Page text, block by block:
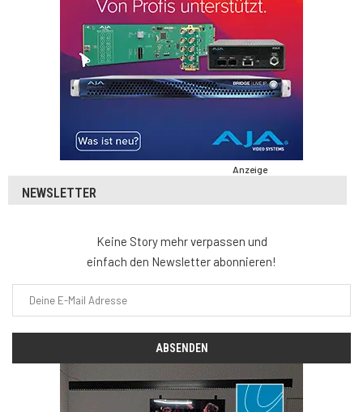
Anzeige
NEWSLETTER
Keine Story mehr verpassen und
einfach den Newsletter abonnieren!